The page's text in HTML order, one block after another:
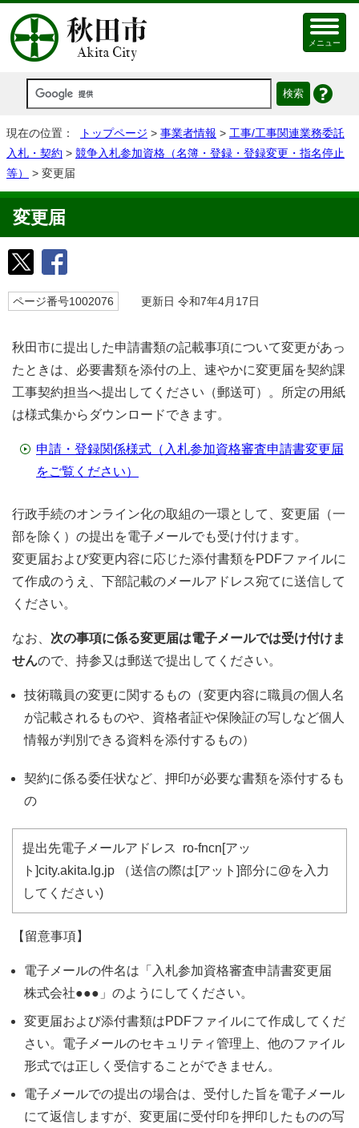
メニュー
現在の位置： トップページ > 事業者情報 > 工事/工事関連業務委託
入札・契約 > 競争入札参加資格（名簿・登録・登録変更・指名停止
等）
> 変更届
変更届
ページ番号1002076 更新日 令和7年4月17日
秋田市に提出した申請書類の記載事項について変更があっ
たときは、必要書類を添付の上、速やかに変更届を契約課
工事契約担当へ提出してください（郵送可）。所定の用紙
は様式集からダウンロードできます。
申請・登録関係様式（入札参加資格審査申請書変更届
をご覧ください）
行政手続のオンライン化の取組の一環として、変更届（一
部を除く）の提出を電子メールでも受け付けます。
変更届および変更内容に応じた添付書類をPDFファイルに
て作成のうえ、下部記載のメールアドレス宛てに送信して
ください。
なお、 次の事項に係る変更届は電子メールでは受け付けま
せんので、持参又は郵送で提出してください。
技術職員の変更に関するもの（変更内容に職員の個人名
が記載されるものや、資格者証や保険証の写しなど個人
情報が判別できる資料を添付するもの）
契約に係る委任状など、押印が必要な書類を添付するも
の
提出先電子メールアドレス ro-fncn[アッ
ト]city.akita.lg.jp （送信の際は[アット]部分に@を入力
してください)
【留意事項】
電子メールの件名は「入札参加資格審査申請書変更届
株式会社●●●」のようにしてください。
変更届および添付書類はPDFファイルにて作成してくだ
さい。電子メールのセキュリティ管理上、他のファイル
形式では正しく受信することができません。
電子メールでの提出の場合は、受付した旨を電子メール
にて返信しますが、変更届に受付印を押印したものの写